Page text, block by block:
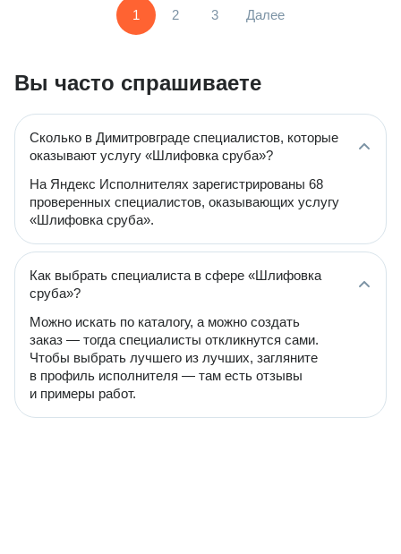
1 2 3 Далее
Вы часто спрашиваете
Сколько в Димитровграде специалистов, которые
оказывают услугу «Шлифовка сруба»?
На Яндекс Исполнителях зарегистрированы 68
проверенных специалистов, оказывающих услугу
«Шлифовка сруба».
Как выбрать специалиста в сфере «Шлифовка
сруба»?
Можно искать по каталогу, а можно создать
заказ — тогда специалисты откликнутся сами.
Чтобы выбрать лучшего из лучших, загляните
в профиль исполнителя — там есть отзывы
и примеры работ.